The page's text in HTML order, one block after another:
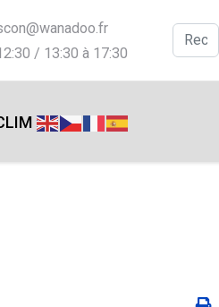
/ 13:30 à 17:30
Valider